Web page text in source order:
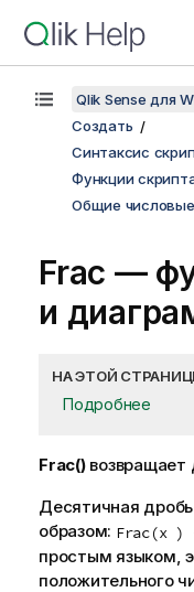
Qlik Sense для
Создать
Синтаксис
Функции
Общие
Frac —
и
НА ЭТОЙ
Подробнее
Frac()возвращает
Десятичная
образом: Frac(x )
простым языком,
положительного